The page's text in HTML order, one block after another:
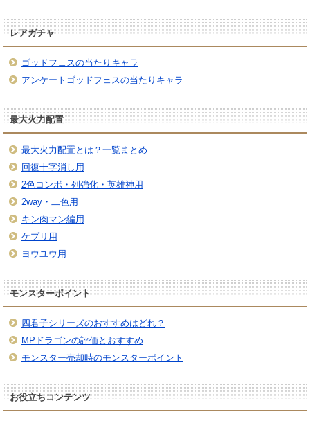
レアガチャ
ゴッドフェスの当たりキャラ
アンケートゴッドフェスの当たりキャラ
最大火力配置
最大火力配置とは？一覧まとめ
回復十字消し用
2色コンボ・列強化・英雄神用
2way・二色用
キン肉マン編用
ケプリ用
ヨウユウ用
モンスターポイント
四君子シリーズのおすすめはどれ？
MPドラゴンの評価とおすすめ
モンスター売却時のモンスターポイント
お役立ちコンテンツ